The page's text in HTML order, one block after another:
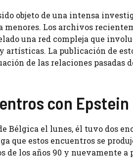
objeto de una intensa
menores. Los archivos
una red compleja que
La publicación de
de las relaciones pasadas
con Epstein
Bélgica el lunes, él tuvo dos
que estos encuentros se
los años 90 y nuevamente a